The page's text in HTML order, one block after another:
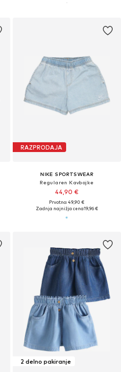
RAZPRODAJA
NIKE SPORTSWEAR
Regularen Kavbojke
44,90 €
Prvotno: 49,90 €
Zadnja najnižja cena19,96 €
2 delno pakiranje